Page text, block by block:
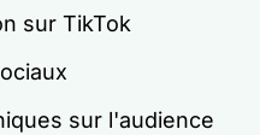
sur TikTok
sur l'audience